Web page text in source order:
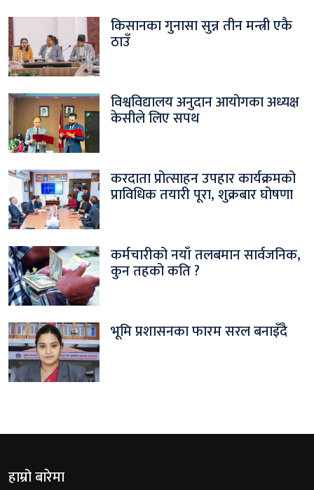
किसानका गुनासा सुन्न तीन मन्त्री एकै
ठाउँ
विश्वविद्यालय अनुदान आयोगका अध्यक्ष
केसीले लिए सपथ
करदाता प्रोत्साहन उपहार कार्यक्रमको
प्राविधिक तयारी पूरा, शुक्रबार घोषणा
कर्मचारीको नयाँ तलबमान सार्वजनिक,
कुन तहको कति ?
भूमि प्रशासनका फारम सरल बनाइँदै
हाम्रो बारेमा